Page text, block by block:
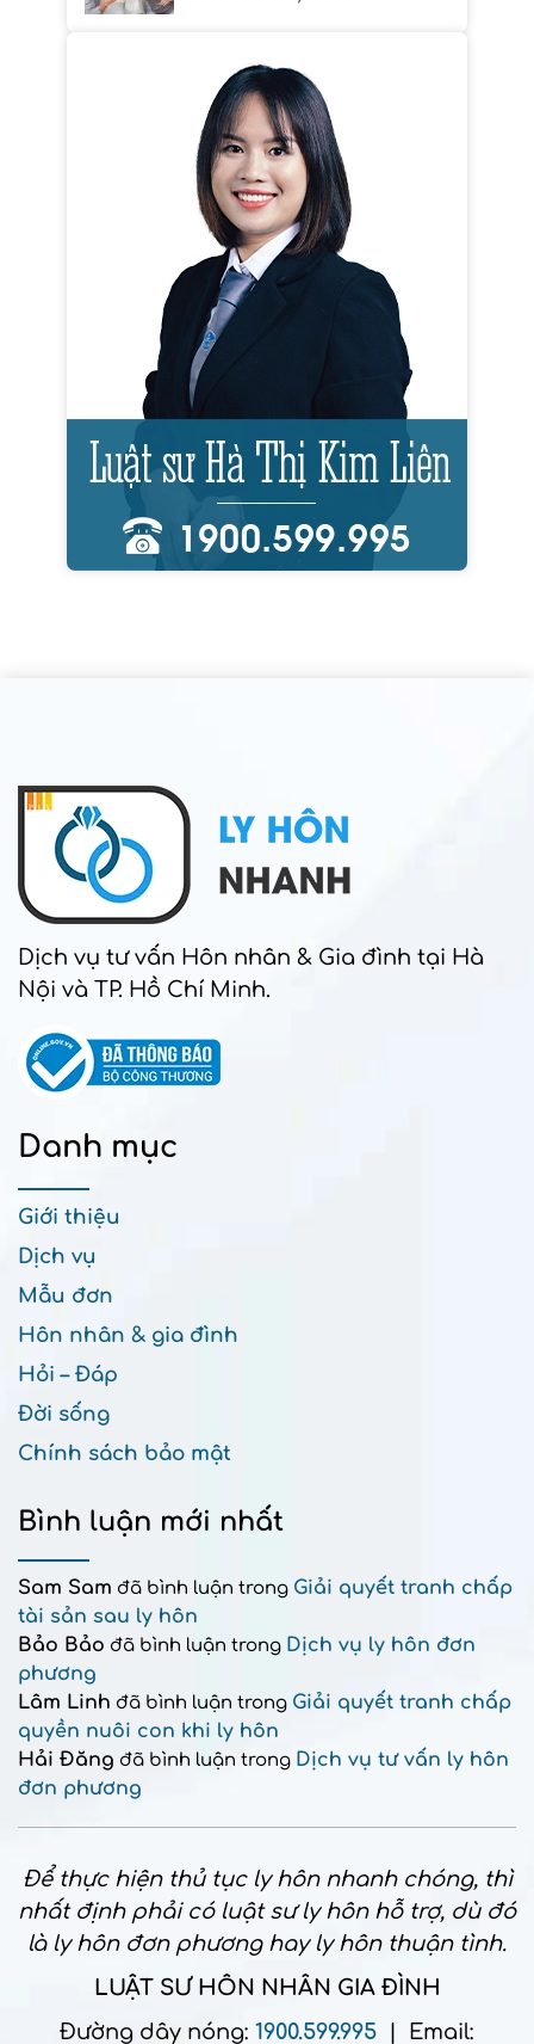
Dịch vụ tư vấn Hôn nhân & Gia đình tại Hà
Nội và TP. Hồ Chí Minh.
Danh mục
Giới thiệu
Dịch vụ
Mẫu đơn
Hôn nhân & gia đình
Hỏi – Đáp
Đời sống
Chính sách bảo mật
Bình luận mới nhất
Sam Sam đã bình luận trong Giải quyết tranh chấp
tài sản sau ly hôn
Bảo Bảo đã bình luận trong Dịch vụ ly hôn đơn
phương
Lâm Linh đã bình luận trong Giải quyết tranh chấp
quyền nuôi con khi ly hôn
Hải Đăng đã bình luận trong Dịch vụ tư vấn ly hôn
đơn phương
Để thực hiện thủ tục ly hôn nhanh chóng, thì
nhất định phải có luật sư ly hôn hỗ trợ, dù đó
là ly hôn đơn phương hay ly hôn thuận tình.
LUẬT SƯ HÔN NHÂN GIA ĐÌNH
Đường dây nóng: 1900.599.995 | Email: